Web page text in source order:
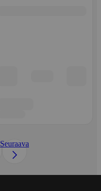
Seuraava